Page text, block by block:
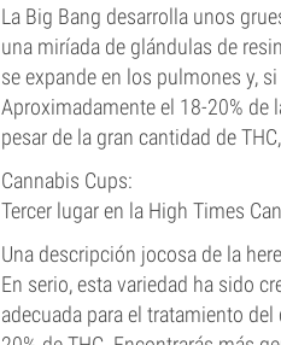
La Big Bang desarrolla unos
una miríada de glándulas de
se expande en los pulmones y,
Aproximadamente el 18-20% de
pesar de la gran cantidad de
Cannabis Cups:
Tercer lugar en la High Times
Una descripción jocosa de la
En serio, esta variedad ha sido
adecuada para el tratamiento